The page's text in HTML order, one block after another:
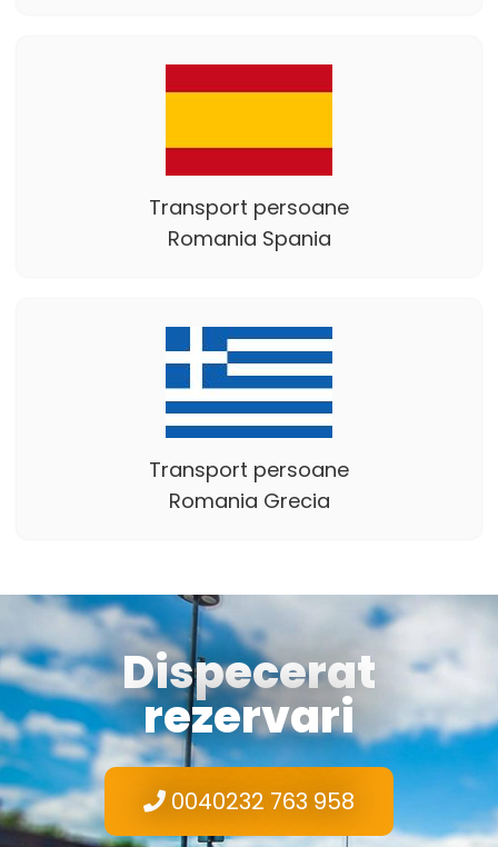
Transport persoane
Romania Spania
Transport persoane
Romania Grecia
Dispecerat
rezervari
0040232 763 958